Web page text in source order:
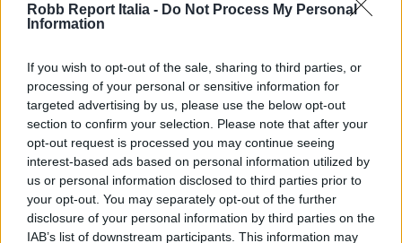
Robb Report Italia - Do Not Process My Personal
Information
If you wish to opt-out of the sale, sharing to third parties, or
processing of your personal or sensitive information for
targeted advertising by us, please use the below opt-out
section to confirm your selection. Please note that after your
opt-out request is processed you may continue seeing
interest-based ads based on personal information utilized by
us or personal information disclosed to third parties prior to
your opt-out. You may separately opt-out of the further
disclosure of your personal information by third parties on the
IAB’s list of downstream participants. This information may
RELATED POSTS